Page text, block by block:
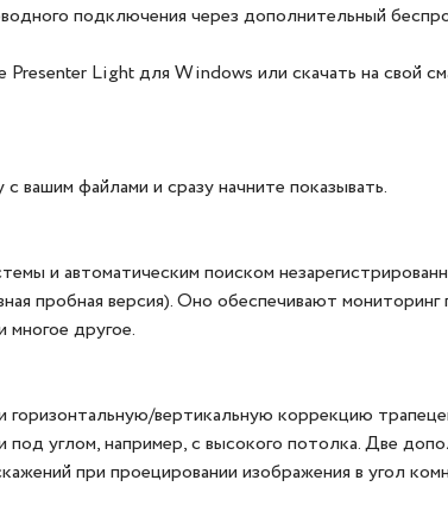
подключения через дополнительный
Light для Windows или скачать на свой
файлами и сразу начните показывать.
и автоматическим поиском
пробная версия). Оно обеспечивают
многое другое.
вертикальную коррекцию
углом, например, с высокого потолка. Две
при проецировании изображения в угол